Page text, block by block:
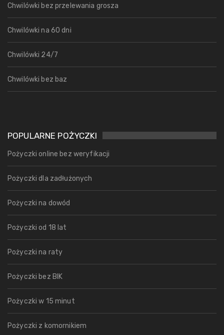
Chwilówki bez przelewania grosza
Chwilówki na 60 dni
Chwilówki 24/7
Chwilówki bez baz
POPULARNE POŻYCZKI
Pożyczki online bez weryfikacji
Pożyczki dla zadłużonych
Pożyczki na dowód
Pożyczki od 18 lat
Pożyczki na raty
Pożyczki bez BIK
Pożyczki w 15 minut
Pożyczki z komornikiem